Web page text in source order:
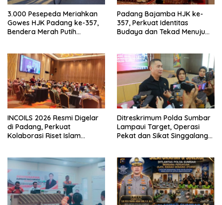
3.000 Pesepeda Meriahkan
Gowes HJK Padang ke-357,
Bendera Merah Putih
Padang Bajamba HJK ke-
357, Perkuat Identitas
Budaya dan Tekad Menuju
INCOILS 2026 Resmi Digelar
di Padang, Perkuat
Kolaborasi Riset Islam
Ditreskrimum Polda Sumbar
Lampaui Target, Operasi
Pekat dan Sikat Singgalang